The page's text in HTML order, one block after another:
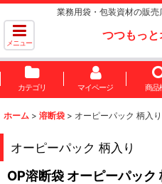
業務用袋・包装資材の販
メニュー
つつもっ
カテゴリ マイページ 商品
ホーム > 溶断袋 > オーピーパック 柄入り
オーピーパック 柄入り
OP溶断袋 オーピーパック